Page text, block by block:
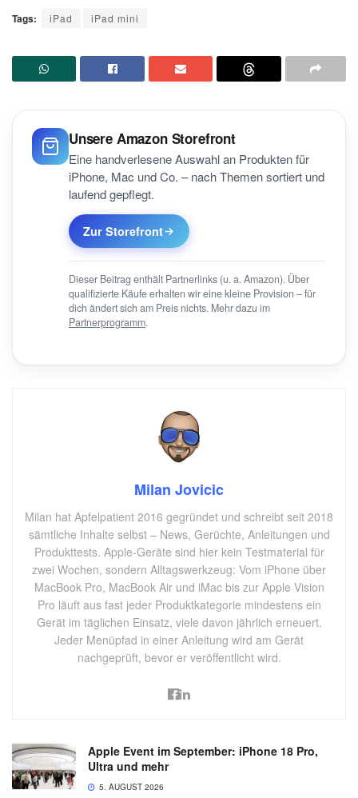
Tags: iPad iPad mini
Unsere Amazon Storefront
Eine handverlesene Auswahl an Produkten für
iPhone, Mac und Co. – nach Themen sortiert und
laufend gepflegt.
Zur Storefront
Dieser Beitrag enthält Partnerlinks (u. a. Amazon). Über
qualifizierte Käufe erhalten wir eine kleine Provision – für
dich ändert sich am Preis nichts. Mehr dazu im
Partnerprogramm.
Milan Jovicic
Milan hat Apfelpatient 2016 gegründet und schreibt seit 2018
sämtliche Inhalte selbst – News, Gerüchte, Anleitungen und
Produkttests. Apple-Geräte sind hier kein Testmaterial für
zwei Wochen, sondern Alltagswerkzeug: Vom iPhone über
MacBook Pro, MacBook Air und iMac bis zur Apple Vision
Pro läuft aus fast jeder Produktkategorie mindestens ein
Gerät im täglichen Einsatz, viele davon jährlich erneuert.
Jeder Menüpfad in einer Anleitung wird am Gerät
nachgeprüft, bevor er veröffentlicht wird.
Apple Event im September: iPhone 18 Pro,
Ultra und mehr
5. AUGUST 2026